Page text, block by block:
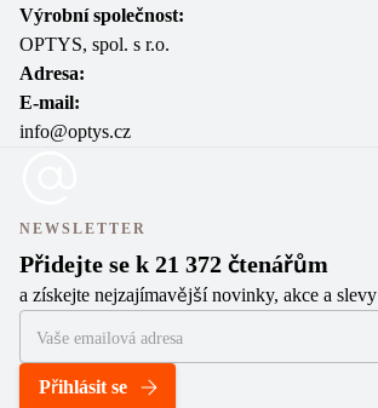
Výrobní společnost:
OPTYS, spol. s r.o.
Adresa:
E-mail:
info@optys.cz
NEWSLETTER
Přidejte se k 21 372 čtenářům
a získejte nejzajímavější novinky, akce a slevy
Přihlásit se